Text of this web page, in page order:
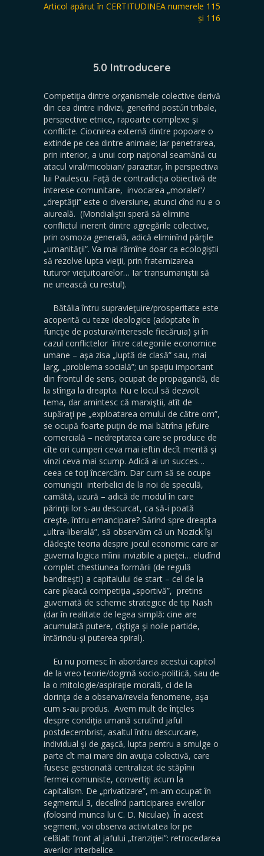
Articol apărut în CERTITUDINEA numerele 115
și 116
5.0 Introducere
Competiţia dintre organismele colective derivă
din cea dintre indivizi, generînd postúri tribale,
perspective etnice, rapoarte complexe şi
conflicte. Ciocnirea externă dintre popoare o
extinde pe cea dintre animale; iar penetrarea,
prin interior, a unui corp naţional seamănă cu
atacul viral/micobian/ parazitar, în perspectiva
lui Paulescu. Faţă de contradicţia obiectivă de
interese comunitare, invocarea „moralei”/
„dreptăţii” este o diversiune, atunci cînd nu e o
aiureală. (Mondialiştii speră să elimine
conflictul inerent dintre agregările colective,
prin osmoza generală, adică eliminînd părţile
„umanităţii”. Va mai rămîne doar ca ecologiştii
să rezolve lupta vieţii, prin fraternizarea
tuturor vieţuitoarelor… Iar transumaniştii să
ne unească cu restul).
Bătălia întru supravieţuire/prosperitate este
acoperită cu teze ideologice (adoptate în
funcţie de postura/interesele fiecăruia) şi în
cazul conflictelor între categoriile economice
umane – aşa zisa „luptă de clasă” sau, mai
larg, „problema socială”; un spaţiu important
din frontul de sens, ocupat de propagandă, de
la stînga la dreapta. Nu e locul să dezvolt
tema, dar amintesc că marxiştii, atît de
supăraţi pe „exploatarea omului de către om”,
se ocupă foarte puţin de mai bătrîna jefuire
comercială – nedreptatea care se produce de
cîte ori cumperi ceva mai ieftin decît merită şi
vinzi ceva mai scump. Adică ai un succes…
ceea ce toţi încercăm. Dar cum să se ocupe
comuniştii interbelici de la noi de speculă,
camătă, uzură – adică de modul în care
părinţii lor s-au descurcat, ca să-i poată
creşte, întru emancipare? Sărind spre dreapta
„ultra-liberală”, să observăm că un Nozick îşi
clădeşte teoria despre jocul economic care ar
guverna logica mîinii invizibile a pieţei… eludînd
complet chestiunea formării (de regulă
banditeşti) a capitalului de start – cel de la
care pleacă competiţia „sportivă”, pretins
guvernată de scheme strategice de tip Nash
(dar în realitate de legea simplă: cine are
acumulată putere, cîştiga şi noile partide,
întărindu-şi puterea spiral).
Eu nu pornesc în abordarea acestui capitol
de la vreo teorie/dogmă socio-politică, sau de
la o mitologie/aspiraţie morală, ci de la
dorinţa de a observa/revela fenomene, aşa
cum s-au produs. Avem mult de înţeles
despre condiţia umană scrutînd jaful
postdecembrist, asaltul întru descurcare,
individual şi de gaşcă, lupta pentru a smulge o
parte cît mai mare din avuţia colectivă, care
fusese gestionată centralizat de stăpînii
fermei comuniste, convertiţi acum la
capitalism. De „privatizare”, m-am ocupat în
segmentul 3, decelînd participarea evreilor
(folosind munca lui C. D. Niculae). În acest
segment, voi observa activitatea lor pe
celălalt front al jafului „tranziţiei”: retrocedarea
averilor interbelice.